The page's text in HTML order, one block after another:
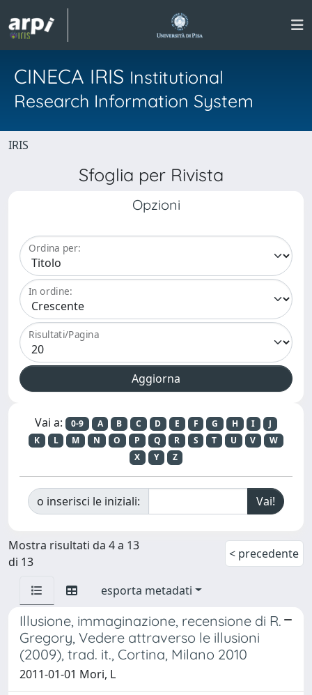
CINECA IRIS Institutional
Research Information System
IRIS
Sfoglia per Rivista
Opzioni
Ordina per:
In ordine:
Risultati/Pagina
Vai a: 0-9 A B C D E F G H I
J
K
L M N O P Q R S T U V
W
X
Y Z
o inserisci le iniziali:
Mostra risultati da 4 a 13
di 13
< precedente
esporta metadati
Illusione, immaginazione, recensione di R.
Gregory, Vedere attraverso le illusioni
(2009), trad. it., Cortina, Milano 2010
2011-01-01 Mori, L